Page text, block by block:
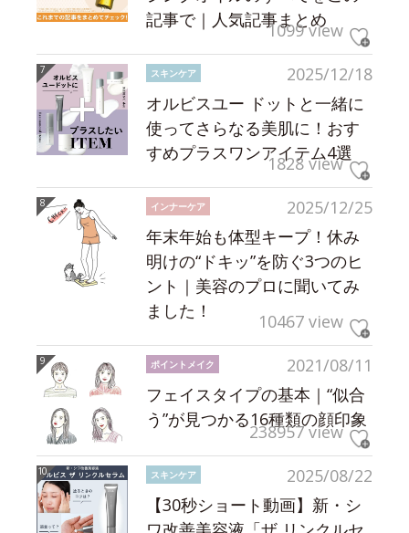
記事で｜人気記事まとめ
1099 view
2025/12/18
スキンケア
オルビスユー ドットと一緒に
使ってさらなる美肌に！おす
すめプラスワンアイテム4選
1828 view
2025/12/25
インナーケア
年末年始も体型キープ！休み
明けの“ドキッ”を防ぐ3つのヒ
ント｜美容のプロに聞いてみ
ました！
10467 view
2021/08/11
ポイントメイク
フェイスタイプの基本｜“似合
う”が見つかる16種類の顔印象
238957 view
2025/08/22
スキンケア
【30秒ショート動画】新・シ